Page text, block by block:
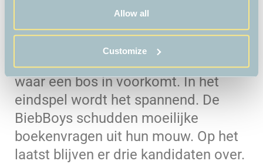
Allow all
Customize
boek horen. De tv-kamer hoort
natuurlijk bij Bob Popcorn. Maar het
oerwoud? Dat is moeilijker te
plaatsen, want er zijn meer boeken
waar een bos in voorkomt. In het
eindspel wordt het spannend. De
BiebBoys schudden moeilijke
boekenvragen uit hun mouw. Op het
laatst blijven er drie kandidaten over.